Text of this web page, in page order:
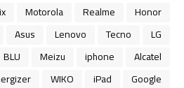
Honor
Realme
Motorola
LG
Tecno
Lenovo
Asus
Alcatel
iphone
Meizu
BLU
Google
iPad
WIKO